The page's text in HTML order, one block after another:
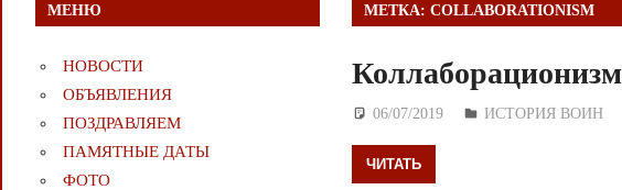
МЕТКА:COLLABORATIONISM
06/07/2019 Дежурный по
ИСТОРИЯ ВОИН
ЧИТАТЬ
МЕНЮ
НОВОСТИ
ОБЪЯВЛЕНИЯ
ПОЗДРАВЛЯЕМ
ПАМЯТНЫЕ ДАТЫ
ФОТО